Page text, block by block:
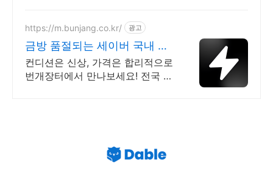
https://m.bunjang.co.kr/ 광고
금방 품절되는 세이버 국내 최
대 브랜드 중고거래
컨디션은 신상, 가격은 합리적으로
번개장터에서 만나보세요! 전국 각